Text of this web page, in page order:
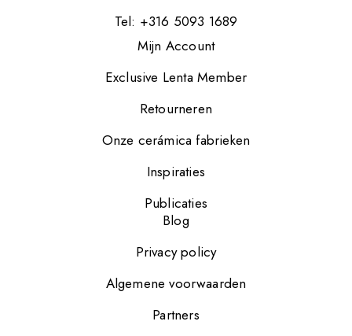
Tel: +316 5093 1689
Mijn Account
Exclusive Lenta Member
Retourneren
Onze cerámica fabrieken
Inspiraties
Publicaties
Blog
Privacy policy
Algemene voorwaarden
Partners